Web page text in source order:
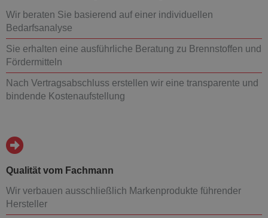
Wir beraten Sie basierend auf einer individuellen
Bedarfsanalyse
Sie erhalten eine ausführliche Beratung zu Brennstoffen und
Fördermitteln
Nach Vertragsabschluss erstellen wir eine transparente und
bindende Kostenaufstellung
Qualität vom Fachmann
Wir verbauen ausschließlich Markenprodukte führender
Hersteller